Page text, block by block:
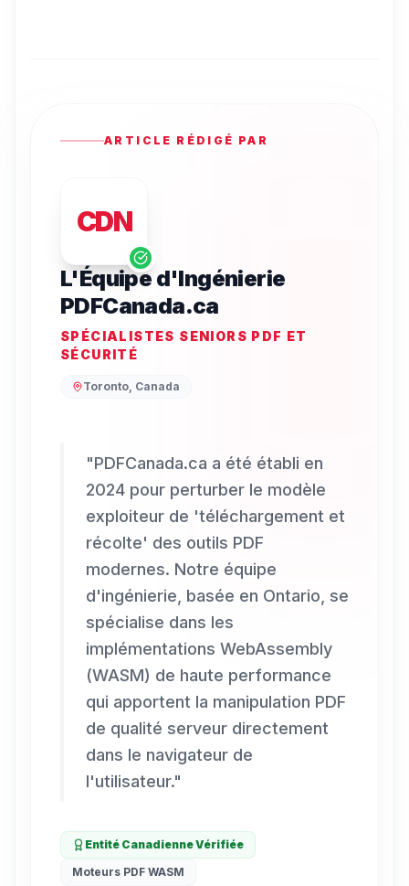
ARTICLE RÉDIGÉ PAR
CDN
L'Équipe d'Ingénierie
PDFCanada.ca
SPÉCIALISTES SENIORS PDF ET
SÉCURITÉ
Toronto, Canada
"PDFCanada.ca a été établi en
2024 pour perturber le modèle
exploiteur de 'téléchargement et
récolte' des outils PDF
modernes. Notre équipe
d'ingénierie, basée en Ontario, se
spécialise dans les
implémentations WebAssembly
(WASM) de haute performance
qui apportent la manipulation PDF
de qualité serveur directement
dans le navigateur de
l'utilisateur."
Entité Canadienne Vérifiée
Moteurs PDF WASM